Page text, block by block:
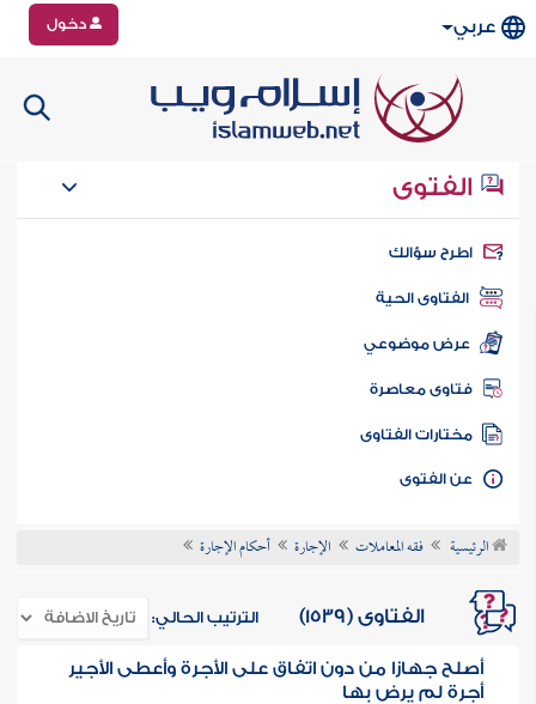
عربي دخول
الفتوى
سؤالك
الفتاوى الحية
عرض موضوعي
فتاوى معاصرة
مختارات الفتاوى
الفتوى
الرئيسية فقه المعاملات الإجارة أحكام الإجارة
الفتاوى (1539) الترتيب الحالي:
أصلح جهازا من دون اتفاق على الأجرة وأعطى الأجير
أجرة لم يرض بها